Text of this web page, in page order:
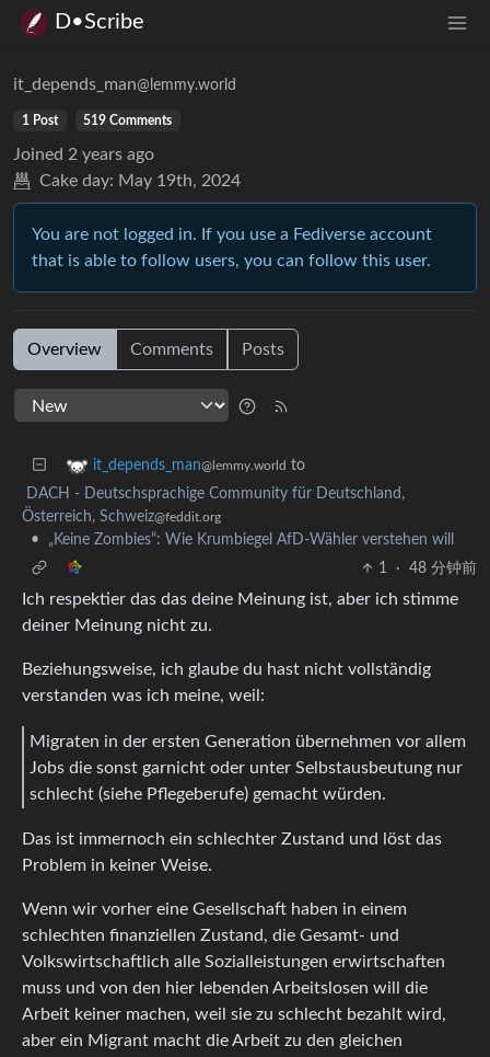
D•Scribe
it_depends_man@lemmy.world
1 Post 519 Comments
Joined 2 years ago
Cake day: May 19th, 2024
You are not logged in. If you use a Fediverse account
that is able to follow users, you can follow this user.
Overview Comments Posts
it_depends_man@lemmy.world to
DACH - Deutschsprachige Community für Deutschland,
Österreich, Schweiz@feddit.org
•
„Keine Zombies“: Wie Krumbiegel AfD-Wähler verstehen will
1
· 48 分钟前
Ich respektier das das deine Meinung ist, aber ich stimme
deiner Meinung nicht zu.
Beziehungsweise, ich glaube du hast nicht vollständig
verstanden was ich meine, weil:
Migraten in der ersten Generation übernehmen vor allem
Jobs die sonst garnicht oder unter Selbstausbeutung nur
schlecht (siehe Pflegeberufe) gemacht würden.
Das ist immernoch ein schlechter Zustand und löst das
Problem in keiner Weise.
Wenn wir vorher eine Gesellschaft haben in einem
schlechten finanziellen Zustand, die Gesamt- und
Volkswirtschaftlich alle Sozialleistungen erwirtschaften
muss und von den hier lebenden Arbeitslosen will die
Arbeit keiner machen, weil sie zu schlecht bezahlt wird,
aber ein Migrant macht die Arbeit zu den gleichen